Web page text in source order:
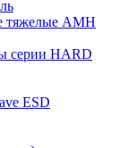
тяжелые AMH
серии HARD
ESD